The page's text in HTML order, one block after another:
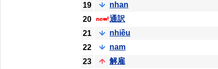
19
nhan
20
通訳
21
nhiều
22
nam
23
解雇